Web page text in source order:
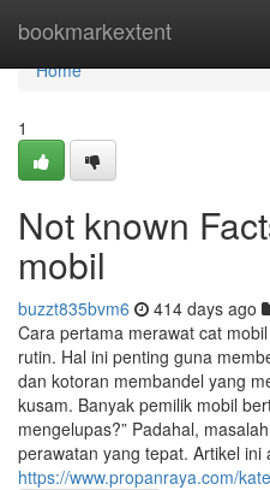
bookmarkextent
Home
Home
1
Not known
mobil
buzzt835bvm6 414 days ago
Cara pertama merawat cat
rutin. Hal ini penting guna
dan kotoran membandel yang
kusam. Banyak pemilik mobil
mengelupas?” Padahal,
perawatan yang tepat. Artikel ini
https://www.propanraya.com/